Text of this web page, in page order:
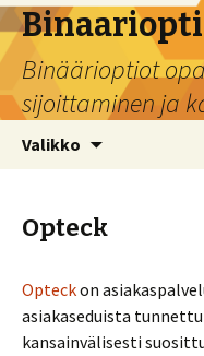
Binäärioptiot
sijoittaminen ja
Valikko
Opteck
Opteckon
asiakaseduista
kansainvälisesti